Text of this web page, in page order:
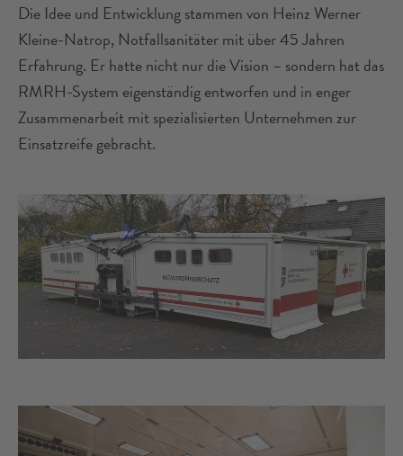
Die Idee und Entwicklung stammen von Heinz Werner
Kleine-Natrop, Notfallsanitäter mit über 45 Jahren
Erfahrung. Er hatte nicht nur die Vision – sondern hat das
RMRH-System eigenständig entworfen und in enger
Zusammenarbeit mit spezialisierten Unternehmen zur
Einsatzreife gebracht.